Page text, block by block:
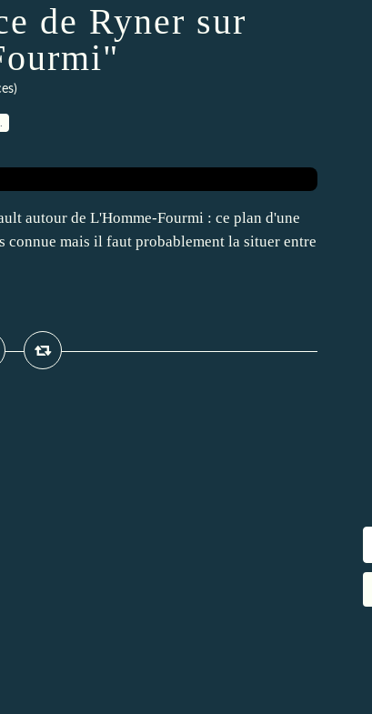
de Ryner sur
autour de L'Homme-Fourmi : ce plan d'une
connue mais il faut probablement la situer entre